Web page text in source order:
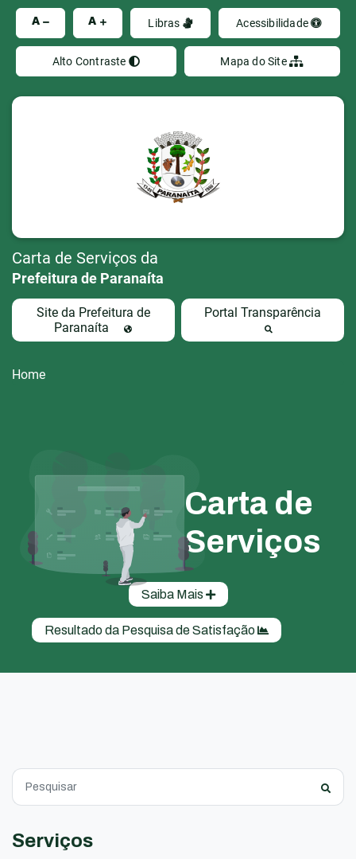
A A Libras Acessibilidade
Alto Contraste Mapa do Site
Carta de Serviços da
Prefeitura de Paranaíta
Site da Prefeitura de
Paranaíta
Portal Transparência
Home
Carta de
Serviços
Saiba Mais
Resultado da Pesquisa de Satisfação
Serviços